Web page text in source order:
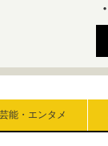
・
芸能・エンタメ